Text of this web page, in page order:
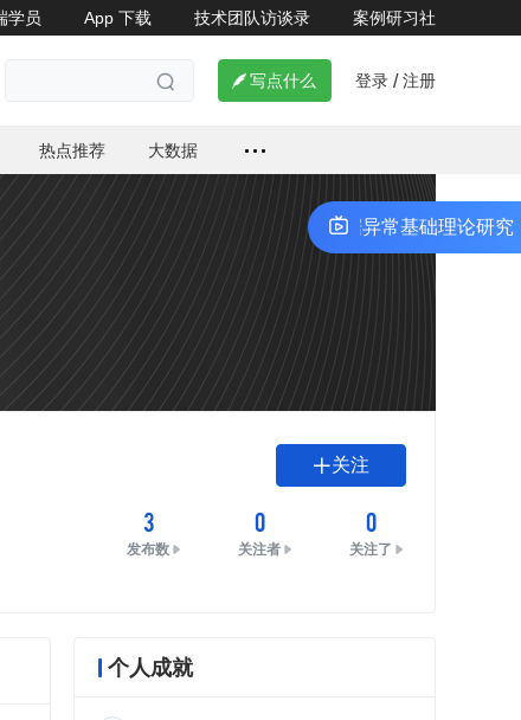
学员 App 下载 技术团队访谈录 案例研习社
  写点什么 登录 / 注册
热点推荐 大数据
关注
3
发布数
0
关注者
0
关注了
个人成就
TDSQL前沿技术进展和趋势——数据异常基础理论研究